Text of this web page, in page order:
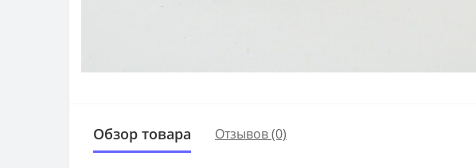
Обзор товара Отзывов (0)